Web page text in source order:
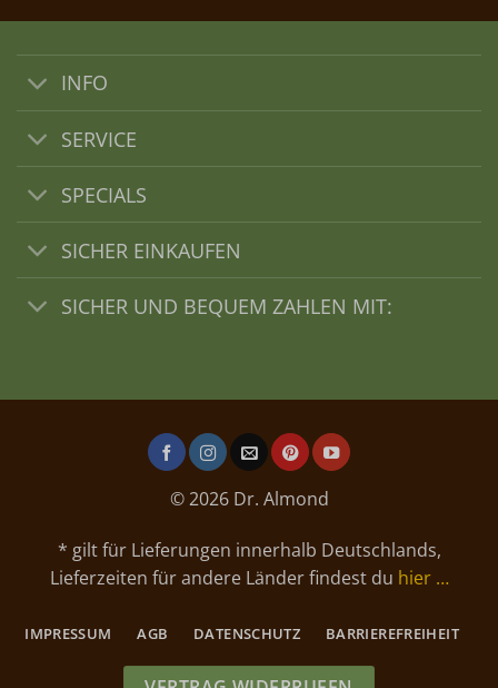
INFO
SERVICE
SPECIALS
SICHER EINKAUFEN
SICHER UND BEQUEM ZAHLEN MIT:
© 2026 Dr. Almond
* gilt für Lieferungen innerhalb Deutschlands,
Lieferzeiten für andere Länder findest du hier …
IMPRESSUM AGB DATENSCHUTZ BARRIEREFREIHEIT